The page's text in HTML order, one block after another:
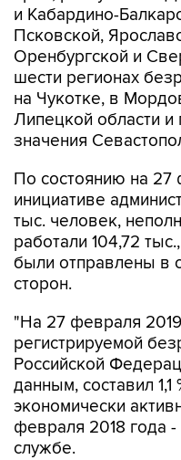
и Кабардино-
Псковской,
Оренбургской и
шести регионах
на Чукотке, в
Липецкой области
значения
По состоянию на 27
инициативе
тыс. человек,
работали 104,72
были отправлены в
сторон.
"На 27 февраля
регистрируемой
Российской
данным, составил 1,1
экономически
февраля 2018 года -
службе.